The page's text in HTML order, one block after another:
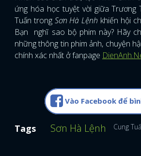
ứng hóa học tuyệt vời giữa Trương
Tuấn trong Sơn Hà Lệnh khiến hội
Bạn nghĩ sao bộ phim này? Hãy
những thông tin phim ảnh, chuyện
chính xác nhất ở fanpage
Vào Facebook để
Tags Sơn Hà Lệnh Cung